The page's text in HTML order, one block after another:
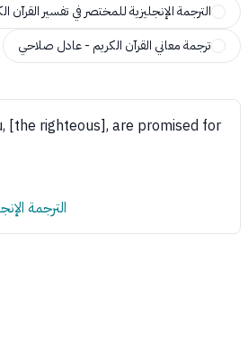
الترجمة الإنجليزية للمختصر في تفسير القرآن
ترجمة معاني القرآن الكريم - عادل صلاحي
[the righteous], are promised for
الترجمة